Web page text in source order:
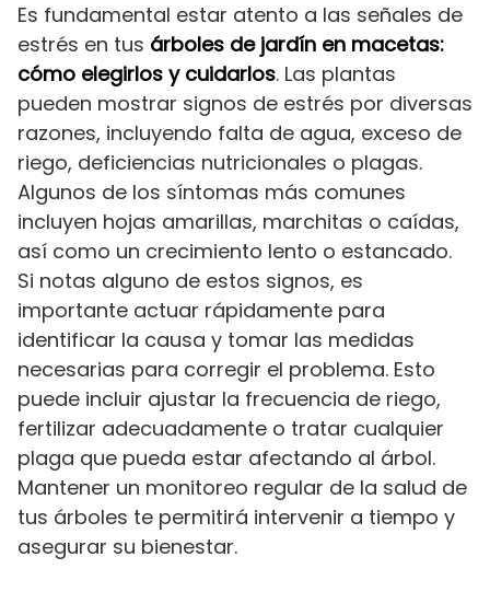
Es fundamental estar atento a las señales de
estrés en tus árboles de jardín en macetas:
cómo elegirlos y cuidarlos. Las plantas
pueden mostrar signos de estrés por diversas
razones, incluyendo falta de agua, exceso de
riego, deficiencias nutricionales o plagas.
Algunos de los síntomas más comunes
incluyen hojas amarillas, marchitas o caídas,
así como un crecimiento lento o estancado.
Si notas alguno de estos signos, es
importante actuar rápidamente para
identificar la causa y tomar las medidas
necesarias para corregir el problema. Esto
puede incluir ajustar la frecuencia de riego,
fertilizar adecuadamente o tratar cualquier
plaga que pueda estar afectando al árbol.
Mantener un monitoreo regular de la salud de
tus árboles te permitirá intervenir a tiempo y
asegurar su bienestar.